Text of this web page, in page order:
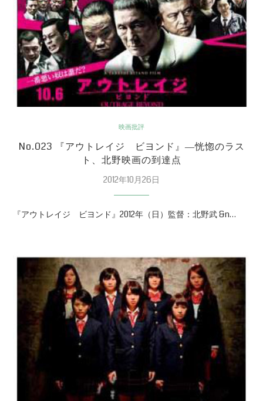
映画批評
No.023 『アウトレイジ ビヨンド』―恍惚のラス
ト、北野映画の到達点
2012年10月26日
『アウトレイジ ビヨンド』2012年（日）監督：北野武 &n…